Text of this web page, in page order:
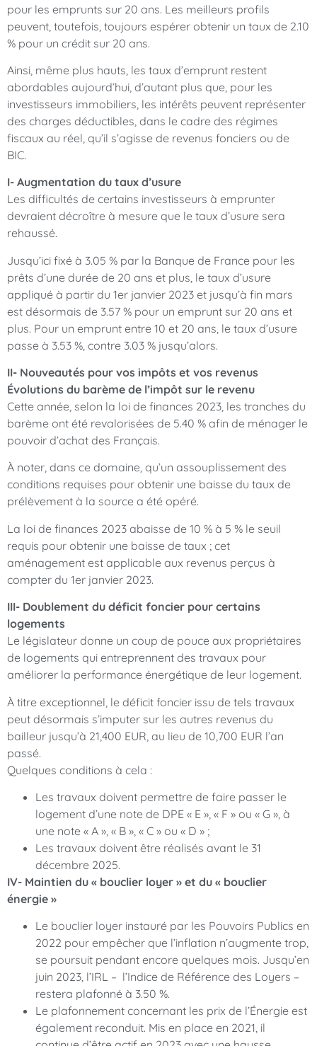
pour les emprunts sur 20 ans. Les meilleurs profils
peuvent, toutefois, toujours espérer obtenir un taux de 2.10
% pour un crédit sur 20 ans.
Ainsi, même plus hauts, les taux d’emprunt restent
abordables aujourd’hui, d’autant plus que, pour les
investisseurs immobiliers, les intérêts peuvent représenter
des charges déductibles, dans le cadre des régimes
fiscaux au réel, qu’il s’agisse de revenus fonciers ou de
BIC.
I- Augmentation du taux d’usure
Les difficultés de certains investisseurs à emprunter
devraient décroître à mesure que le taux d’usure sera
rehaussé.
Jusqu’ici fixé à 3.05 % par la Banque de France pour les
prêts d’une durée de 20 ans et plus, le taux d’usure
appliqué à partir du 1er janvier 2023 et jusqu’à fin mars
est désormais de 3.57 % pour un emprunt sur 20 ans et
plus. Pour un emprunt entre 10 et 20 ans, le taux d’usure
passe à 3.53 %, contre 3.03 % jusqu’alors.
II- Nouveautés pour vos impôts et vos revenus
Évolutions du barème de l’impôt sur le revenu
Cette année, selon la loi de finances 2023, les tranches du
barème ont été revalorisées de 5.40 % afin de ménager le
pouvoir d’achat des Français.
À noter, dans ce domaine, qu’un assouplissement des
conditions requises pour obtenir une baisse du taux de
prélèvement à la source a été opéré.
La loi de finances 2023 abaisse de 10 % à 5 % le seuil
requis pour obtenir une baisse de taux ; cet
aménagement est applicable aux revenus perçus à
compter du 1er janvier 2023.
III- Doublement du déficit foncier pour certains
logements
Le législateur donne un coup de pouce aux propriétaires
de logements qui entreprennent des travaux pour
améliorer la performance énergétique de leur logement.
À titre exceptionnel, le déficit foncier issu de tels travaux
peut désormais s’imputer sur les autres revenus du
bailleur jusqu’à 21,400 EUR, au lieu de 10,700 EUR l’an
passé.
Quelques conditions à cela :
Les travaux doivent permettre de faire passer le
logement d’une note de DPE « E », « F » ou « G », à
une note « A », « B », « C » ou « D » ;
Les travaux doivent être réalisés avant le 31
décembre 2025.
IV- Maintien du « bouclier loyer » et du « bouclier
énergie »
Le bouclier loyer instauré par les Pouvoirs Publics en
2022 pour empêcher que l’inflation n’augmente trop,
se poursuit pendant encore quelques mois. Jusqu’en
juin 2023, l’IRL – l’Indice de Référence des Loyers –
restera plafonné à 3.50 %.
Le plafonnement concernant les prix de l’Énergie est
également reconduit. Mis en place en 2021, il